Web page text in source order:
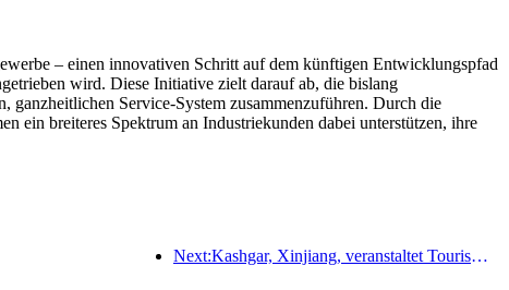
– einen innovativen Schritt auf dem künftigen Entwicklungspfad
wird. Diese Initiative zielt darauf ab, die bislang
ganzheitlichen Service-System zusammenzuführen. Durch die
ein breiteres Spektrum an Industriekunden dabei unterstützen, ihre
Next:Kashgar, Xinjiang, veranstaltet Tourismus-Werbeevent zur Förderung des interethnischen Austauschs.